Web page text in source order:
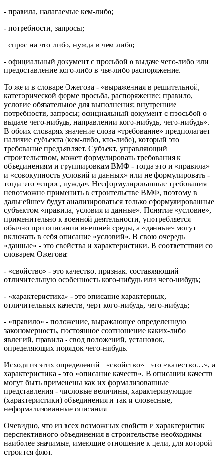
- правила, налагаемые кем-либо;
- потребности, запросы;
- спрос на что-либо, нужда в чем-либо;
- официальный документ с просьбой о выдаче чего-либо или
предоставление кого-либо в чье-либо распоряжение.
То же и в словаре Ожегова - «выраженная в решительной,
категорической форме просьба, распоряжение; правило,
условие обязательное для выполнения; внутренние
потребности, запросы; официальный документ с просьбой о
выдаче чего-нибудь, направлении кого-нибудь, чего-нибудь».
В обоих словарях значение слова «требование» предполагает
наличие субъекта (кем-либо, кто-либо), который это
требование предъявляет. Субъект, управляющий
строительством, может формулировать требования к
объединениям и группировкам ВМФ - тогда это и «правила»
и «совокупность условий и данных» или не формулировать -
тогда это «спрос, нужда». Несформулированные требования
невозможно применить в строительстве ВМФ, поэтому в
дальнейшем будут анализироваться только сформулированные
субъектом «правила, условия и данные». Понятие «условие»,
применительно к военной деятельности, употребляется
обычно при описании внешней среды, а «данные» могут
включать в себя описание «условий». В свою очередь
«данные» - это свойства и характеристики. В соответствии со
словарем Ожегова:
- «свойство» - это качество, признак, составляющий
отличительную особенность кого-нибудь или чего-нибудь;
- «характеристика» - это описание характерных,
отличительных качеств, черт кого-нибудь, чего-нибудь;
- «правило» - положение, выражающее определенную
закономерность, постоянное соотношение каких-либо
явлений, правила - свод положений, установок,
определяющих порядок чего-нибудь.
Исходя из этих определений - «свойство» - это «качество…», а
характеристика - это «описание качеств». В описании качеств
могут быть применены как их формализованные
представления - числовые величины, характеризующие
(характеристики) объединения и так и словесные,
неформализованные описания.
Очевидно, что из всех возможных свойств и характеристик
перспективного объединения в строительстве необходимы
наиболее значимые, имеющие отношение к цели, для которой
строится флот.